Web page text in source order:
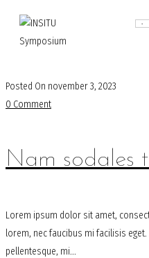
Posted On november 3, 2023
0 Comment
Nam sodales
Lorem ipsum dolor sit amet,
lorem, nec faucibus mi facilisis
pellentesque, mi...